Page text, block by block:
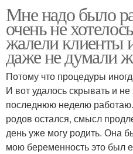
Мне надо было
очень не
жалели клиенты
даже не думали
Потому что процедуры
И вот удалось скрывать и
последнюю неделю
родов остался, смысл
день уже могу родить. Она
мою беременность это был